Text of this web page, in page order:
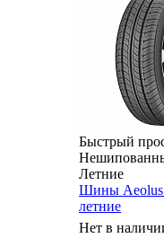
Быстрый
Летние
Шины Aeolus
летние
Нет в